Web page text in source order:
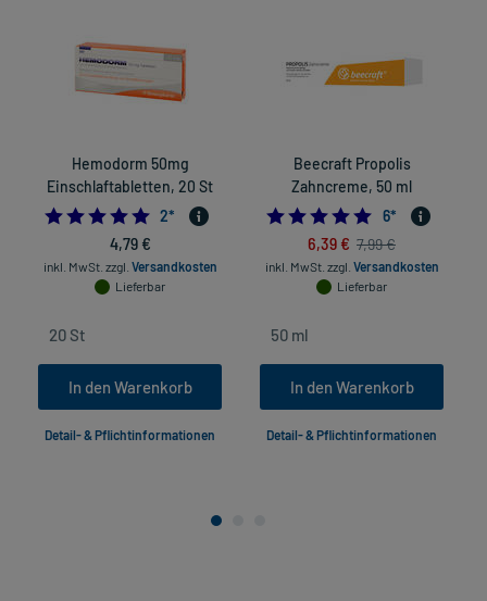
Hemodorm 50mg
Einschlaftabletten, 20 St
5.0
2*
4,79 €
inkl. MwSt. zzgl. Versandkosten
Lieferbar
In den Warenkorb
Detail- & Pflichtinformationen
Beecraft Propolis
Zahncreme, 50 ml
5.0
6*
6,39 € 7,99 €
inkl. MwSt. zzgl. Versandkosten
Lieferbar
In den Warenkorb
Detail- & Pflichtinformationen